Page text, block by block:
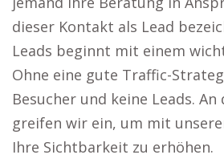
dieser Kontakt als Lead
Leads beginnt mit einem
Ohne eine gute Traffic-
Besucher und keine Leads.
greifen wir ein, um mit
Ihre Sichtbarkeit zu erhöhen.